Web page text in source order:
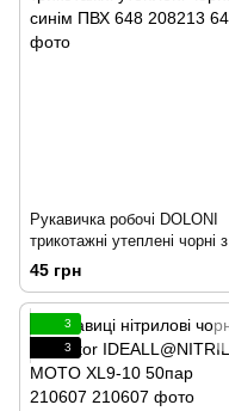
Рукавичка робочі DOLONI
трикотажні утеплені чорні з
синім ПВХ 648 208213
45 грн
3
3